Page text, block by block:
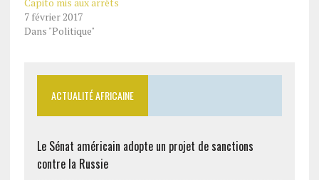
7 février 2017
Dans "Politique"
ACTUALITÉ AFRICAINE
Le Sénat américain adopte un projet de sanctions
contre la Russie